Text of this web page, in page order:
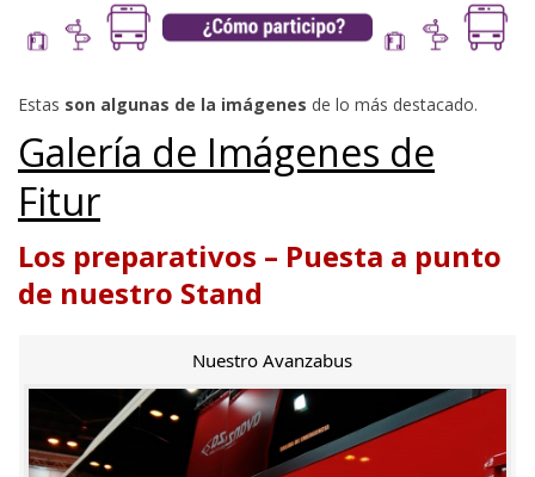
Estas son algunas de la imágenes de lo más destacado.
Galería de Imágenes de
Fitur
Los preparativos – Puesta a punto
de nuestro Stand
Nuestro Avanzabus